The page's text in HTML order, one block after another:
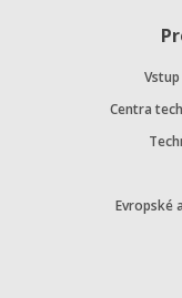
Centra
Evropské